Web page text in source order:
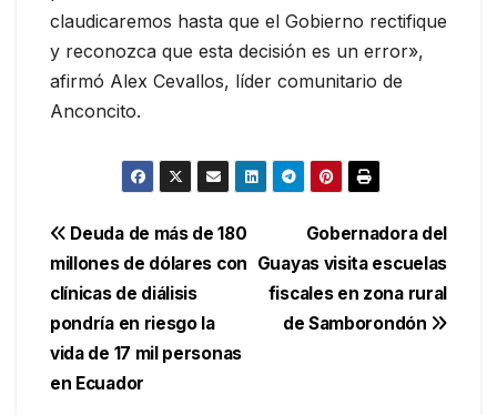
claudicaremos hasta que el Gobierno rectifique
y reconozca que esta decisión es un error»,
afirmó Alex Cevallos, líder comunitario de
Anconcito.
Navegación
de
entradas
Gobernadora del
Guayas visita escuelas
fiscales en zona rural
de Samborondón
Deuda de más de 180
millones de dólares con
clínicas de diálisis
pondría en riesgo la
vida de 17 mil personas
en Ecuador